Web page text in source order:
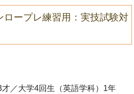
ロープレ練習用：実技試験対
／大学4回生（英語学科）1年